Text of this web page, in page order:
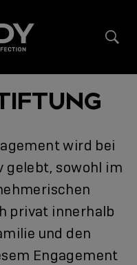
wird bei
gelebt, sowohl im
privat innerhalb
und den
Engagement